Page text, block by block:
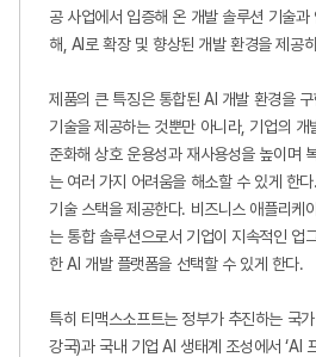
공 사업에서 입증해 온 개발 솔루션 기술과
해 , AI 로 확장 및 향상된 개발 환경을 제공
제품의 큰 특징은 통합된AI 개발 환경을
기술을 제공하는 것뿐만 아니라, 기업의 개
준화해 상호 운용성과 재사용성을 높이며
는 여러 가지 어려움을 해소할 수 있게 한다.
기술 스택을 제공한다. 비즈니스 애플리케
는 통합 솔루션으로서 기업이 지속적인 업
한AI 개발 플랫폼을 선택할 수 있게 한다.
특히 티맥스소프트는 정부가 추진하는 국가
강국)과 국내 기업 AI 생태계 조성에서‘AI